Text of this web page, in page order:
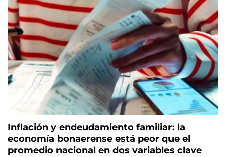
Inflación y endeudamiento familiar: la
economía bonaerense está peor que el
promedio nacional en dos variables clave